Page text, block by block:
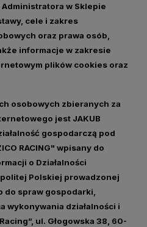
w Sklepie
cele i zakres
oraz prawa osób,
informacje w zakresie
plików cookies oraz
osobowych zbieranych za
jest JAKUB
gospodarczą pod
RACING" wpisany do
o Działalności
Polskiej prowadzonej
do spraw gospodarki,
wykonywania działalności i
ul. Głogowska 38, 60-